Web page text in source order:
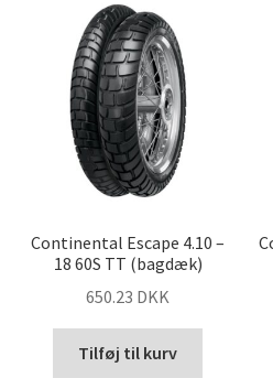
Continental Escape 4.10 –
18 60S TT (bagdæk)
650.23 DKK
Tilføj til kurv